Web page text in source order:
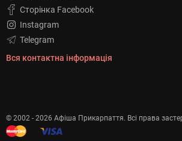
Сторінка Facebook
Instagram
Telegram
Вся контактна інформація
© 2002 - 2026 Афіша Прикарпаття. Всі права